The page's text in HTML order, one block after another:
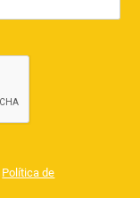
Política de